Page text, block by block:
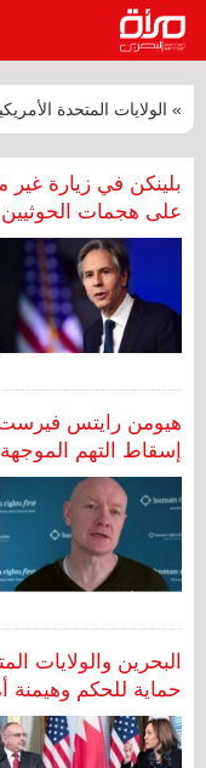
» الولايات المتحدة
بلينكن في زيارة غير
على هجمات الحوثيين
هيومن رايتس فيرست
إسقاط التهم
البحرين والولايات
حماية للحكم وهيمنة